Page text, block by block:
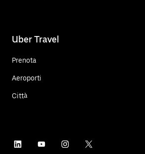
Uber Travel
Prenota
Aeroporti
Città